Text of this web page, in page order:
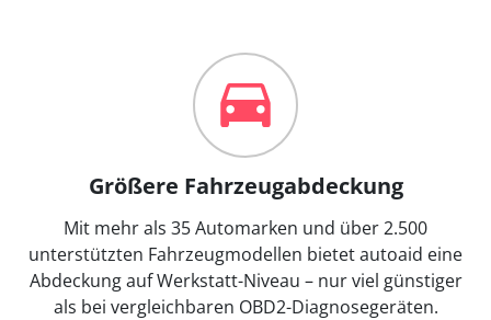
Größere Fahrzeugabdeckung
Mit mehr als 35 Automarken und über 2.500
unterstützten Fahrzeugmodellen bietet autoaid eine
Abdeckung auf Werkstatt-Niveau – nur viel günstiger
als bei vergleichbaren OBD2-Diagnosegeräten.